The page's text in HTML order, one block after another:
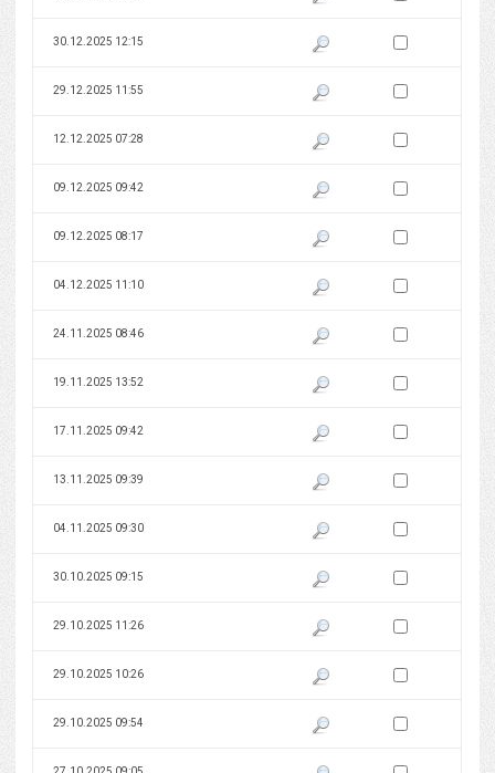
30.12.2025 12:15 Pokaż podgląd wersji z dnia
Zaznacz wersję do
29.12.2025 11:55 Pokaż podgląd wersji z dnia
Zaznacz wersję do
12.12.2025 07:28 Pokaż podgląd wersji z dnia
Zaznacz wersję do
09.12.2025 09:42 Pokaż podgląd wersji z dnia
Zaznacz wersję do
09.12.2025 08:17 Pokaż podgląd wersji z dnia
Zaznacz wersję do
04.12.2025 11:10 Pokaż podgląd wersji z dnia
Zaznacz wersję do
24.11.2025 08:46 Pokaż podgląd wersji z dnia
Zaznacz wersję do
19.11.2025 13:52 Pokaż podgląd wersji z dnia
Zaznacz wersję do
17.11.2025 09:42 Pokaż podgląd wersji z dnia
Zaznacz wersję do
13.11.2025 09:39 Pokaż podgląd wersji z dnia
Zaznacz wersję do
04.11.2025 09:30 Pokaż podgląd wersji z dnia
Zaznacz wersję do
30.10.2025 09:15 Pokaż podgląd wersji z dnia
Zaznacz wersję do
29.10.2025 11:26 Pokaż podgląd wersji z dnia
Zaznacz wersję do
29.10.2025 10:26 Pokaż podgląd wersji z dnia
Zaznacz wersję do
29.10.2025 09:54 Pokaż podgląd wersji z dnia
Zaznacz wersję do
Zaznacz wersję do